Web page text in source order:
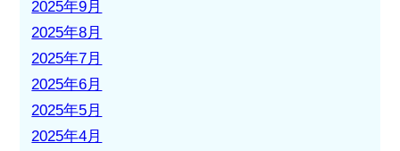
2025年9月
2025年8月
2025年7月
2025年6月
2025年5月
2025年4月